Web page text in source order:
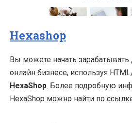
Hexashop
Вы можете начать
онлайн бизнесе, используя
HexaShop. Более подробную
HexaShop можно найти по